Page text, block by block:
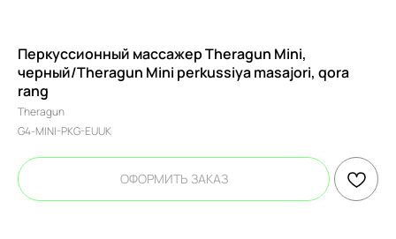
Перкуссионный массажер Theragun Mini,
черный/Theragun Mini perkussiya masajori, qora
rang
Theragun
G4-MINI-PKG-EUUK
ОФОРМИТЬ ЗАКАЗ